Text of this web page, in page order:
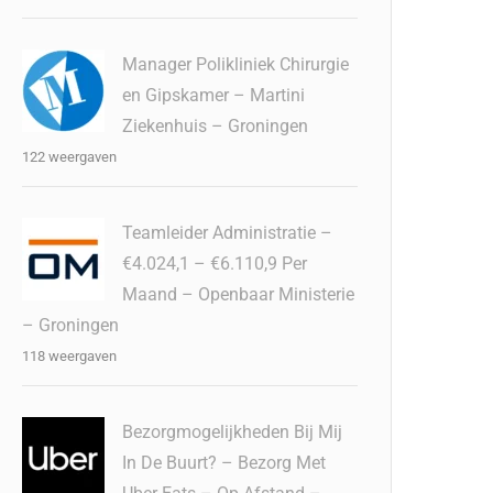
Manager Polikliniek Chirurgie
en Gipskamer – Martini
Ziekenhuis – Groningen
122 weergaven
Teamleider Administratie –
€4.024,1 – €6.110,9 Per
Maand – Openbaar Ministerie
– Groningen
118 weergaven
Bezorgmogelijkheden Bij Mij
In De Buurt? – Bezorg Met